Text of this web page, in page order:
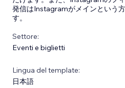
発信はInstagramがメインという
す。
Settore:
Eventi e biglietti
Lingua del template:
日本語